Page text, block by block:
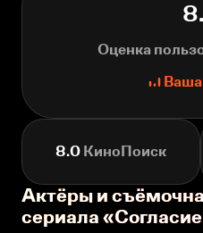
Оценка
Ваша
8.0 КиноПоиск
Актёры и
сериала